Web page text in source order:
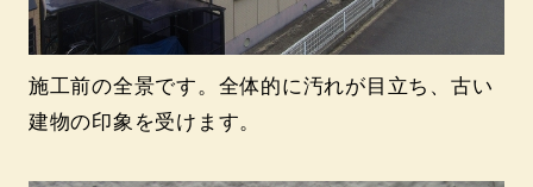
施工前の全景です。全体的に汚れが目立ち、古い
建物の印象を受けます。